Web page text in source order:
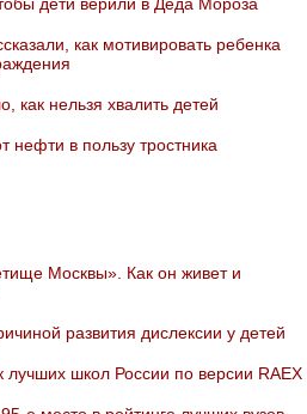
как мотивировать ребенка
как нельзя хвалить детей
нефти в пользу тростника
Москвы». Как он живет и
развития дислексии у детей
лучших школ России по версии RAEX